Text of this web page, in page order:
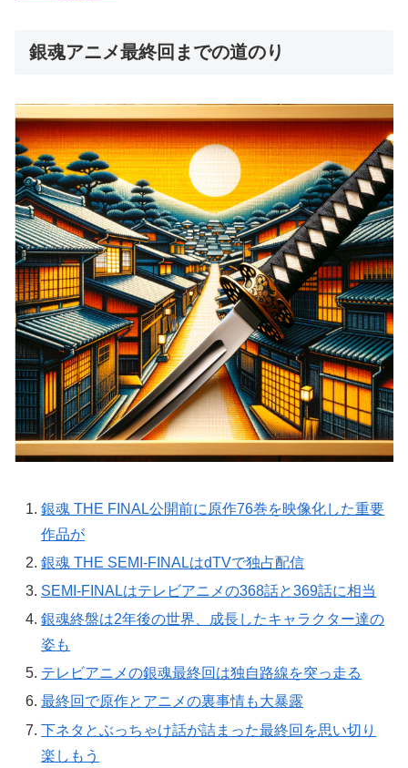
銀魂アニメ最終回までの道のり
銀魂 THE FINAL公開前に原作76巻を映像化した重要
作品が
銀魂 THE SEMI-FINALはdTVで独占配信
SEMI-FINALはテレビアニメの368話と369話に相当
銀魂終盤は2年後の世界、成長したキャラクター達の
姿も
テレビアニメの銀魂最終回は独自路線を突っ走る
最終回で原作とアニメの裏事情も大暴露
下ネタとぶっちゃけ話が詰まった最終回を思い切り
楽しもう